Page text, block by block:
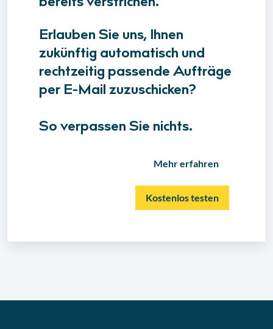
Erlauben Sie uns, Ihnen
zukünftig automatisch und
rechtzeitig passende Aufträge
per E-Mail zuzuschicken?
So verpassen Sie nichts.
Mehr erfahren
Kostenlos testen